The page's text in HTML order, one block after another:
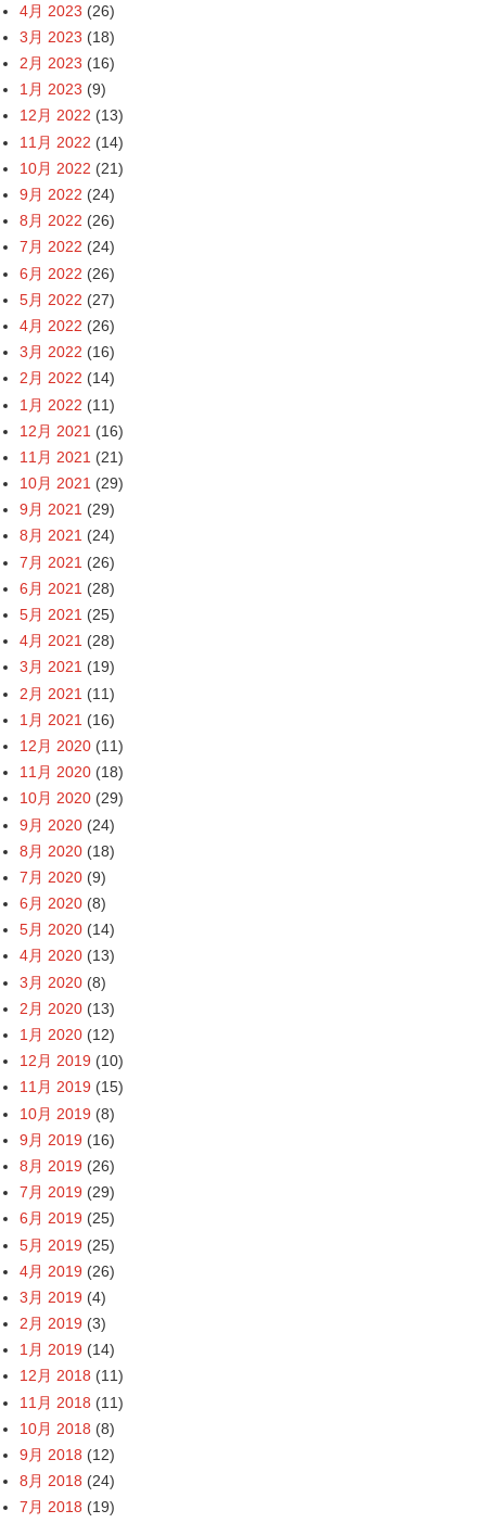
4月 2023 (26)
3月 2023 (18)
2月 2023 (16)
1月 2023 (9)
12月 2022 (13)
11月 2022 (14)
10月 2022 (21)
9月 2022 (24)
8月 2022 (26)
7月 2022 (24)
6月 2022 (26)
5月 2022 (27)
4月 2022 (26)
3月 2022 (16)
2月 2022 (14)
1月 2022 (11)
12月 2021 (16)
11月 2021 (21)
10月 2021 (29)
9月 2021 (29)
8月 2021 (24)
7月 2021 (26)
6月 2021 (28)
5月 2021 (25)
4月 2021 (28)
3月 2021 (19)
2月 2021 (11)
1月 2021 (16)
12月 2020 (11)
11月 2020 (18)
10月 2020 (29)
9月 2020 (24)
8月 2020 (18)
7月 2020 (9)
6月 2020 (8)
5月 2020 (14)
4月 2020 (13)
3月 2020 (8)
2月 2020 (13)
1月 2020 (12)
12月 2019 (10)
11月 2019 (15)
10月 2019 (8)
9月 2019 (16)
8月 2019 (26)
7月 2019 (29)
6月 2019 (25)
5月 2019 (25)
4月 2019 (26)
3月 2019 (4)
2月 2019 (3)
1月 2019 (14)
12月 2018 (11)
11月 2018 (11)
10月 2018 (8)
9月 2018 (12)
8月 2018 (24)
7月 2018 (19)